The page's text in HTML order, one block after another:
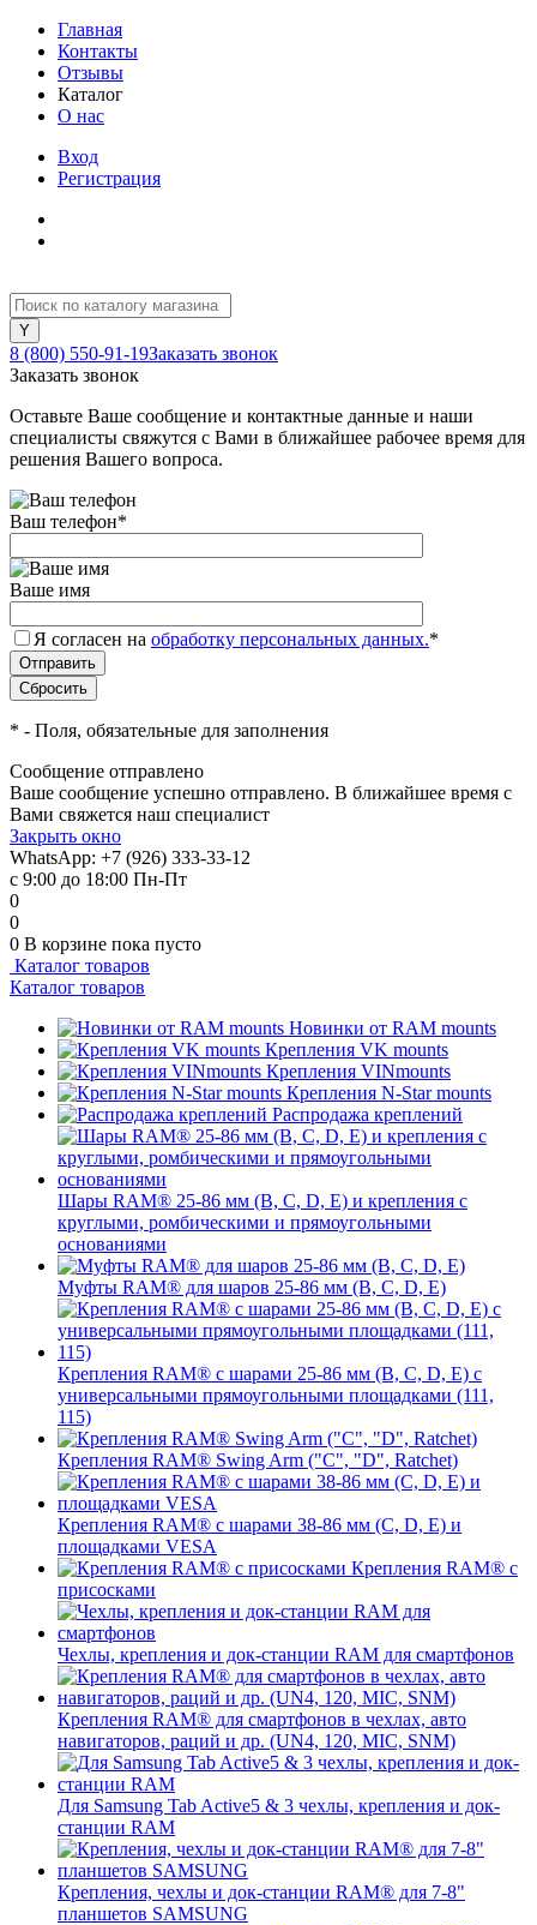
Главная
Контакты
Отзывы
Каталог
О нас
Вход
Регистрация
8 (800) 550-91-19Заказать звонок
Заказать звонок
Оставьте Ваше сообщение и контактные данные и наши
специалисты свяжутся с Вами в ближайшее рабочее время для
решения Вашего вопроса.
Ваш телефон*
Ваше имя
Я согласен на обработку персональных данных.*
* - Поля, обязательные для заполнения
Сообщение отправлено
Ваше сообщение успешно отправлено. В ближайшее время с
Вами свяжется наш специалист
Закрыть окно
WhatsApp: +7 (926) 333-33-12
с 9:00 до 18:00 Пн-Пт
0
0
0 В корзине пока пусто
Каталог товаров
Каталог товаров
Новинки от RAM mounts
Крепления VK mounts
Крепления VINmounts
Крепления N-Star mounts
Распродажа креплений
Шары RAM® 25-86 мм (B, C, D, E) и крепления с
круглыми, ромбическими и прямоугольными
основаниями
Муфты RAM® для шаров 25-86 мм (B, C, D, E)
Крепления RAM® с шарами 25-86 мм (B, C, D, E) с
универсальными прямоугольными площадками (111,
115)
Крепления RAM® Swing Arm ("C", "D", Ratchet)
Крепления RAM® с шарами 38-86 мм (C, D, E) и
площадками VESA
Крепления RAM® с
присосками
Чехлы, крепления и док-станции RAM для смартфонов
Крепления RAM® для смартфонов в чехлах, авто
навигаторов, раций и др. (UN4, 120, MIC, SNM)
Для Samsung Tab Active5 & 3 чехлы, крепления и док-
станции RAM
Крепления, чехлы и док-станции RAM® для 7-8"
планшетов SAMSUNG